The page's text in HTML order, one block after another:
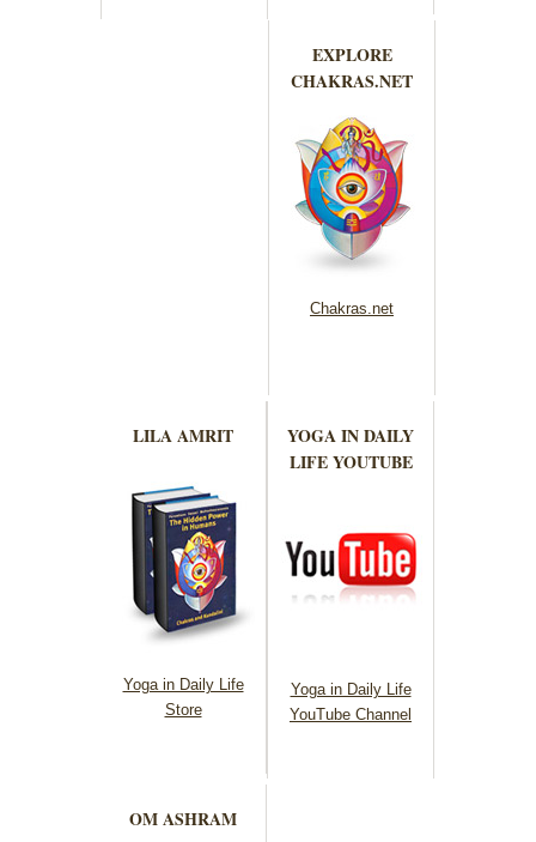
EXPLORE
CHAKRAS.NET
Chakras.net
LILA AMRIT
Yoga in Daily Life
Store
YOGA IN DAILY
LIFE YOUTUBE
Yoga in Daily Life
YouTube Channel
OM ASHRAM